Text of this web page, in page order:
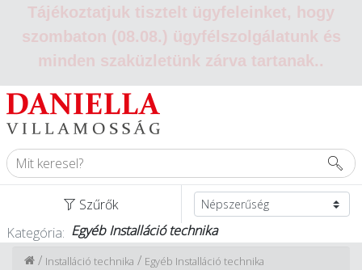
Tájékoztatjuk tisztelt ügyfeleinket, hogy
szombaton (08.08.) ügyfélszolgálatunk és
minden szaküzletünk zárva tartanak..
Szűrők
Kategória: Egyéb Installáció technika
Egyéb Installáció technika
/
Installáció technika
/